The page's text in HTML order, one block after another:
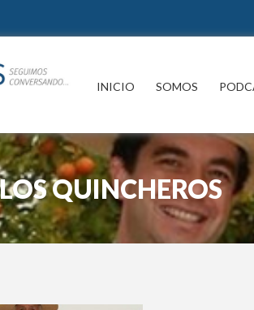
INICIO SOMOS
QUINCHEROS